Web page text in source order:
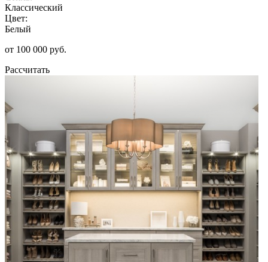
Классический
Цвет:
Белый
от 100 000 руб.
Рассчитать